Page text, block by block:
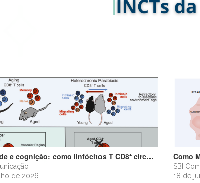
Imunidade e cognição: como linfócitos T CD8⁺ circulantes envelhecidos podem impulsionar o declínio cognitivo
de 2026
SBI
18 de